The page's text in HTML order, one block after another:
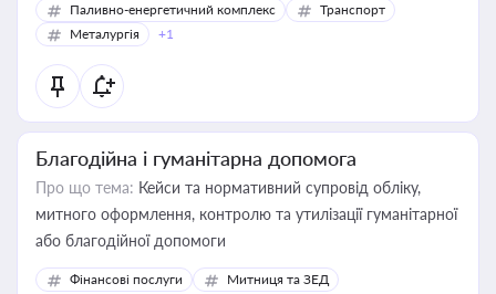
Паливно-енергетичний комплекс
Транспорт
Металургія
+1
Благодійна і гуманітарна допомога
Про що тема: Кейси та нормативний супровід обліку,
митного оформлення, контролю та утилізації гуманітарної
або благодійної допомоги
Фінансові послуги Митниця та ЗЕД